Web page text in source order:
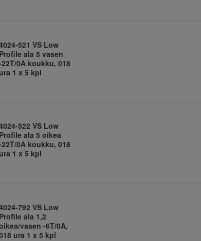
521 VS Low
Profile ala 5 vasen
0A koukku, 018
ura 1 x 5 kpl
522 VS Low
Profile ala 5 oikea
0A koukku, 018
ura 1 x 5 kpl
792 VS Low
Profile ala 1,2
vasen -6T/0A,
ura 1 x 5 kpl